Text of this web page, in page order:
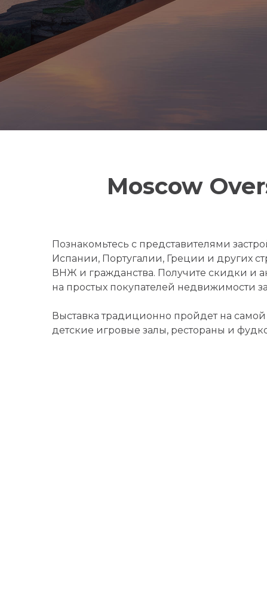
Moscow
Познакомьтесь с представителями
Испании, Португалии, Греции и других
ВНЖ и гражданства. Получите скидки и
на простых покупателей недвижимости
Выставка традиционно пройдет на
детские игровые залы, рестораны и